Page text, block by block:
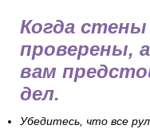
Когда
проверены,
вам
дел.
Убедитесь, что все